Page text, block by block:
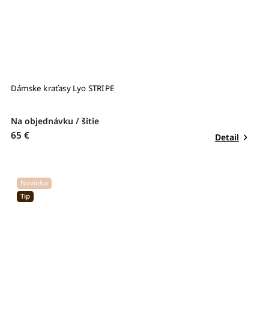
Dámske kraťasy Lyo STRIPE
Na objednávku / šitie
65 € Detail
Novinka
Tip